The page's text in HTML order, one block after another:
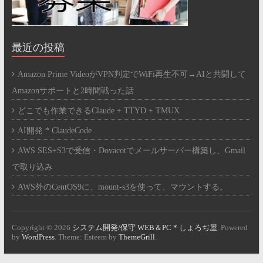
最近の投稿
Amazon Prime VideoがVPN判定でWiFi再生不可→AIと共闘して
Amazonサポートと2時間戦った話
どこでも作業できるClaude + TTYD + TMUX
AI開発 * ClaudeCode
AWS SES+S3で受信・Dovacotでメールサーバー構築し、Gmail
で取り込み
AWS外のCentOS9に、mount-s3を使って、マウントする。
Copyright © 2026 システム開発/保守 WEB＆PC * しょろぢ屋 . Powered
by WordPress. Theme: Esteem by ThemeGrill